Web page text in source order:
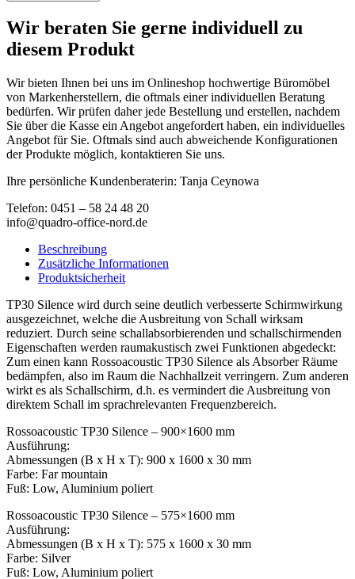
Wir beraten Sie gerne individuell zu
diesem Produkt
Wir bieten Ihnen bei uns im Onlineshop hochwertige Büromöbel
von Markenherstellern, die oftmals einer individuellen Beratung
bedürfen. Wir prüfen daher jede Bestellung und erstellen, nachdem
Sie über die Kasse ein Angebot angefordert haben, ein individuelles
Angebot für Sie. Oftmals sind auch abweichende Konfigurationen
der Produkte möglich, kontaktieren Sie uns.
Ihre persönliche Kundenberaterin: Tanja Ceynowa
Telefon: 0451 – 58 24 48 20
info@quadro-office-nord.de
Beschreibung
Zusätzliche Informationen
Produktsicherheit
TP30 Silence wird durch seine deutlich verbesserte Schirmwirkung
ausgezeichnet, welche die Ausbreitung von Schall wirksam
reduziert. Durch seine schallabsorbierenden und schallschirmenden
Eigenschaften werden raumakustisch zwei Funktionen abgedeckt:
Zum einen kann Rossoacoustic TP30 Silence als Absorber Räume
bedämpfen, also im Raum die Nachhallzeit verringern. Zum anderen
wirkt es als Schallschirm, d.h. es vermindert die Ausbreitung von
direktem Schall im sprachrelevanten Frequenzbereich.
Rossoacoustic TP30 Silence – 900×1600 mm
Ausführung:
Abmessungen (B x H x T): 900 x 1600 x 30 mm
Farbe: Far mountain
Fuß: Low, Aluminium poliert
Rossoacoustic TP30 Silence – 575×1600 mm
Ausführung:
Abmessungen (B x H x T): 575 x 1600 x 30 mm
Farbe: Silver
Fuß: Low, Aluminium poliert